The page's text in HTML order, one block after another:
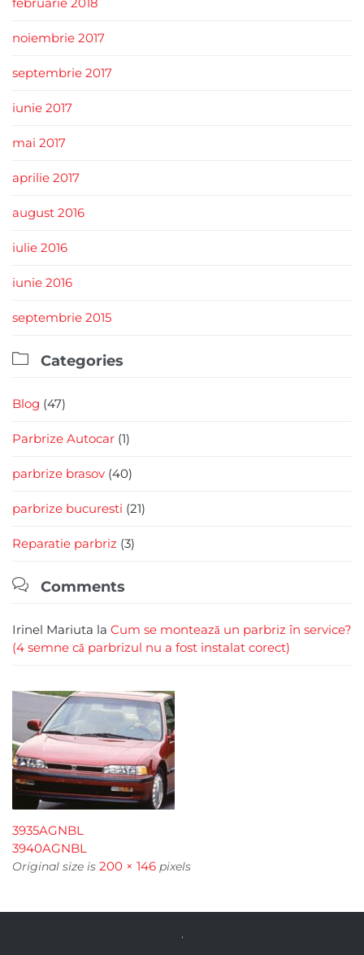
noiembrie 2017
septembrie 2017
iunie 2017
mai 2017
aprilie 2017
august 2016
iulie 2016
iunie 2016
septembrie 2015
 Categories
Blog (47)
Parbrize Autocar (1)
parbrize brasov (40)
parbrize bucuresti (21)
Reparatie parbriz (3)
 Comments
Irinel Mariuta la Cum se montează un parbriz în service?
(4 semne că parbrizul nu a fost instalat corect)
3935AGNBL
3940AGNBL
Original size is 200 × 146 pixels